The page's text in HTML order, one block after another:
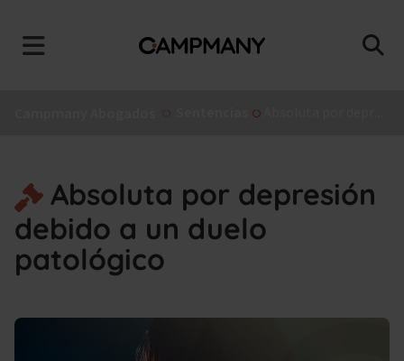
Absoluta por depresión
debido a un duelo
patológico